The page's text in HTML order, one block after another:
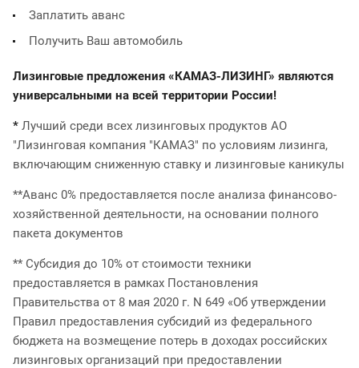
Заплатить аванс
Получить Ваш автомобиль
Лизинговые предложения «КАМАЗ-ЛИЗИНГ» являются
универсальными на всей территории России!
* Лучший среди всех лизинговых продуктов АО
"Лизинговая компания "КАМАЗ" по условиям лизинга,
включающим сниженную ставку и лизинговые каникулы
**Аванс 0% предоставляется после анализа финансово-
хозяйственной деятельности, на основании полного
пакета документов
** Субсидия до 10% от стоимости техники
предоставляется в рамках Постановления
Правительства от 8 мая 2020 г. N 649 «Об утверждении
Правил предоставления субсидий из федерального
бюджета на возмещение потерь в доходах российских
лизинговых организаций при предоставлении